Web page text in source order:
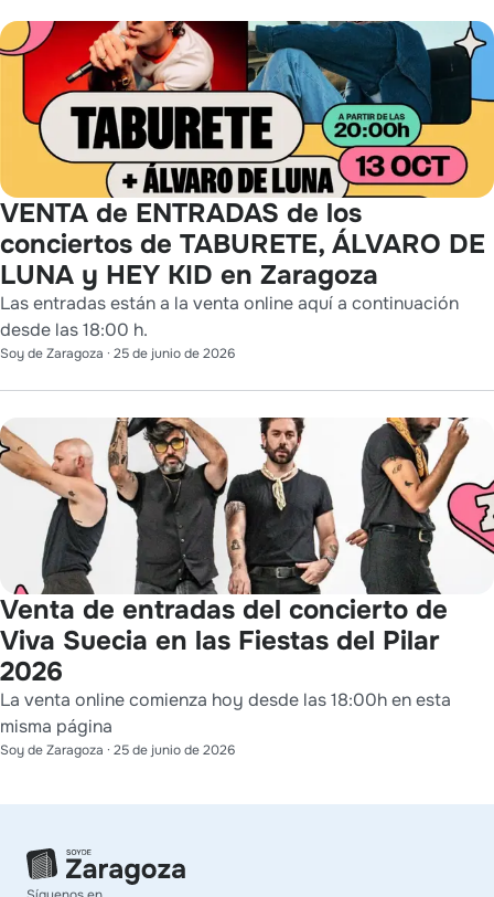
VENTA de ENTRADAS de los
conciertos de TABURETE, ÁLVARO DE
LUNA y HEY KID en Zaragoza
Las entradas están a la venta online aquí a continuación
desde las 18:00 h.
Soy de Zaragoza · 25 de junio de 2026
Venta de entradas del concierto de
Viva Suecia en las Fiestas del Pilar
2026
La venta online comienza hoy desde las 18:00h en esta
misma página
Soy de Zaragoza · 25 de junio de 2026